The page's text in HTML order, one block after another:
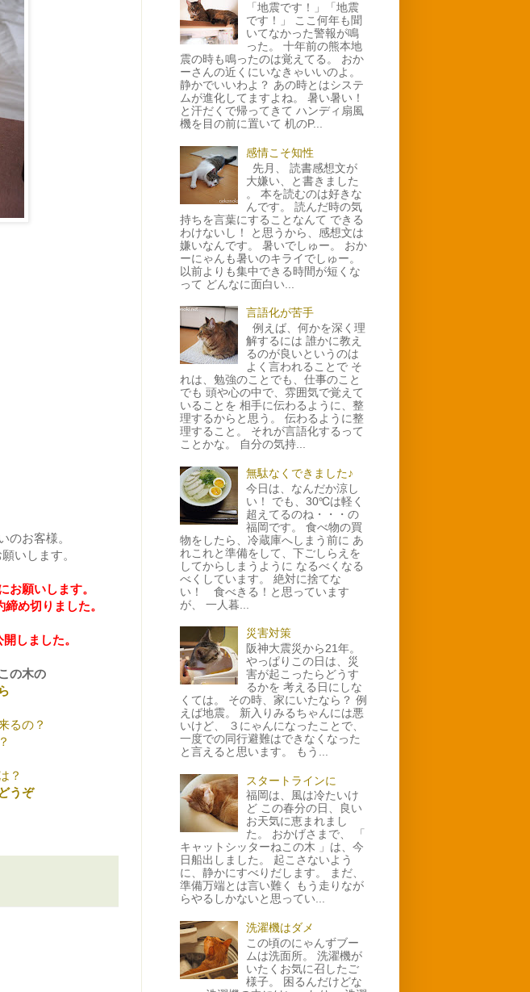
のお客様。
いします。
お願いします。
め切りました。
開しました。
の木の
るの？
？
うぞ
「地震です！」「地震
です！」 ここ何年も聞
いてなかった警報が鳴
った。 十年前の熊本地
震の時も鳴ったのは覚えてる。 おか
ーさんの近くにいなきゃいいのよ。
静かでいいわよ？ あの時とはシステ
ムが進化してますよね。 暑い暑い！
と汗だくで帰ってきて ハンディ扇風
機を目の前に置いて 机のP...
感情こそ知性
先月、 読書感想文が
大嫌い、と書きました
。 本を読むのは好きな
んです。 読んだ時の気
持ちを言葉にすることなんて できる
わけないし！ と思うから、感想文は
嫌いなんです。 暑いでしゅー。 おか
ーにゃんも暑いのキライでしゅー。
以前よりも集中できる時間が短くな
って どんなに面白い...
言語化が苦手
例えば、何かを深く理
解するには 誰かに教え
るのが良いというのは
よく言われることで そ
れは、勉強のことでも、仕事のこと
でも 頭や心の中で、雰囲気で覚えて
いることを 相手に伝わるように、整
理するからと思う。 伝わるように整
理すること。 それが言語化するって
ことかな。 自分の気持...
無駄なくできました♪
今日は、なんだか涼し
い！ でも、30℃は軽く
超えてるのね・・・の
福岡です。 食べ物の買
物をしたら、冷蔵庫へしまう前に あ
れこれと準備をして、下ごしらえを
してからしまうように なるべくなる
べくしています。 絶対に捨てな
い！ 食べきる！と思っています
が、 一人暮...
災害対策
阪神大震災から21年。
やっぱりこの日は、災
害が起こったらどうす
るかを 考える日にしな
くては。 その時、家にいたなら？ 例
えば地震。 新入りみるちゃんには悪
いけど、 ３にゃんになったことで、
一度での同行避難はできなくなった
と言えると思います。 もう...
スタートラインに
福岡は、風は冷たいけ
ど この春分の日、良い
お天気に恵まれまし
た。 おかげさまで、 「
キャットシッターねこの木 」は、今
日船出しました。 起こさないよう
に、静かにすべりだします。 まだ、
準備万端とは言い難く もう走りなが
らやるしかないと思ってい...
洗濯機はダメ
この頃のにゃんずブー
ムは洗面所。 洗濯機が
いたくお気に召したご
様子。 困るんだけどな